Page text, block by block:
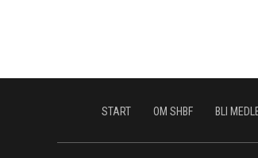
START OM SHBF BLI